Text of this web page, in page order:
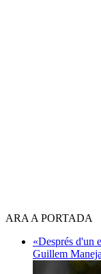
ARA A PORTADA
«Després d'un
Guillem